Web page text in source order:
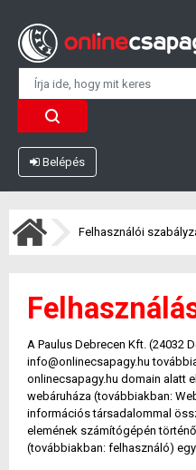
Belépés
Felhasználói
A Paulus Debrecen Kft. (24032
info@onlinecsapagy.hu
onlinecsapagy.hu domain alatt
webáruháza (továbbiakban:
információs társadalommal
elemének számítógépén
(továbbiakban: felhasználó)